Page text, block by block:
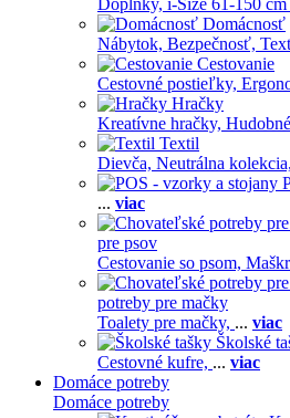
Doplnky, i-Size 61-150
Domácnosť
Nábytok, Bezpečnosť,
Cestovanie
Cestovné postieľky,
Hračky
Kreatívne hračky,
Textil
Dievča, Neutrálna kolekcia,
... viac
pre psov
Cestovanie so psom,
potreby pre mačky
Toalety pre mačky, ... viac
Školské
Cestovné kufre, ... viac
Domáce potreby
Domáce potreby